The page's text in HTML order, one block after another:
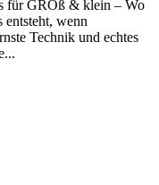
für GROß & klein – Wo
wenn
Technik und echtes